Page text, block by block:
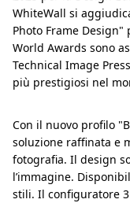
WhiteWall si
Photo Frame Design"
World Awards sono
Technical Image
più prestigiosi nel
Con il nuovo profilo
soluzione raffinata e
fotografia. Il design
l’immagine.
stili. Il configuratore